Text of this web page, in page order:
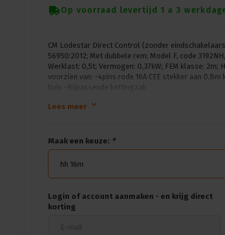
Op voorraad levertijd 1 a 3
CM Lodestar Direct Control (zonder
56950:2012; Met dubbele rem; Model F, code
Werklast: 0,5t; Vermogen: 0,37kW; FEM klasse:
voorzien van: -4pins rode 16A CEE stekker aan
huis -Bijpassende kettingzak
Lees meer
Maak een keuze: *
hh 16m
Login of account aanmaken - en krijg direct
korting